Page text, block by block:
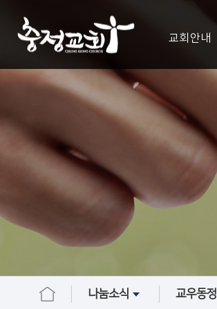
교회안내
나눔소식 교우동정